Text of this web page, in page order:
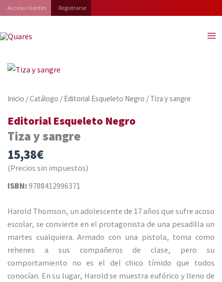
al
contenido
Acceso clientes Registrarse
Inicio /Catálogo / Editorial Esqueleto Negro / Tiza y sangre
Editorial Esqueleto Negro
Tiza y sangre
15,38€
(Precios sin impuestos)
ISBN: 9788412996371
Harold Thomson, un adolescente de 17 años que sufre acoso
escolar, se convierte en el protagonista de una pesadilla un
martes cualquiera. Armado con una pistola, toma como
rehenes a sus compañeros de clase, pero su
comportamiento no es el del chico tímido que todos
conocían. En su lugar, Harold se muestra eufórico y lleno de